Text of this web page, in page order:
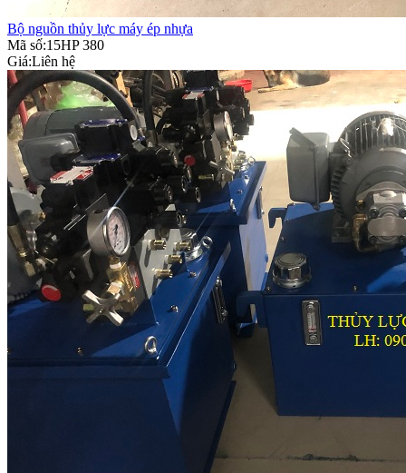
Bộ nguồn thủy lực máy ép nhựa
Mã số:15HP 380
Giá:Liên hệ